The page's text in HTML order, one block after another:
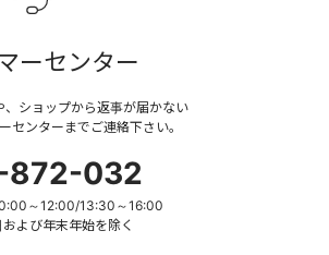
ーセンター
ショップから返事が届かない
センターまでご連絡下さい。
872-032
～12:00/13:30～16:00
よび年末年始を除く